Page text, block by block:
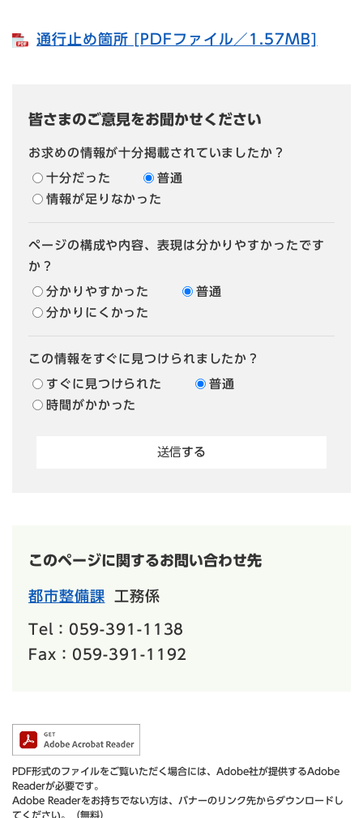
通行止め箇所 [PDFファイル／1.57MB]
皆さまのご意見をお聞かせください
お求めの情報が十分掲載されていましたか？
十分だった
普通
情報が足りなかった
ページの構成や内容、表現は分かりやすかったです
か？
分かりやすかった
普通
分かりにくかった
この情報をすぐに見つけられましたか？
すぐに見つけられた
普通
時間がかかった
このページに関するお問い合わせ先
都市整備課 工務係
Tel：059-391-1138
Fax：059-391-1192
PDF形式のファイルをご覧いただく場合には、Adobe社が提供するAdobe
Readerが必要です。
Adobe Readerをお持ちでない方は、バナーのリンク先からダウンロードし
てください。（無料）